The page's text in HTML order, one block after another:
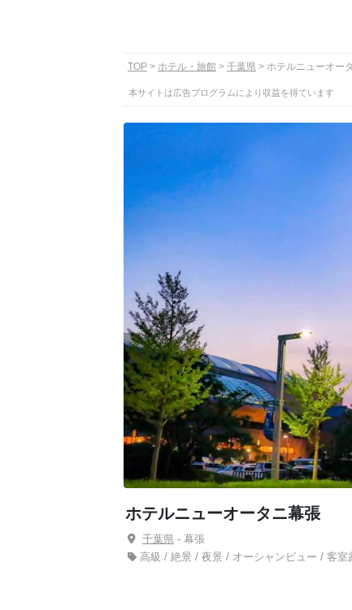
TOP ホテル・旅館 千葉県 ホテルニューオー
本サイトは広告プログラムにより収益を得ています
ホテルニューオータニ幕張
千葉県 - 幕張
高級 / 絶景 / 夜景 / オーシャンビュー / 客室